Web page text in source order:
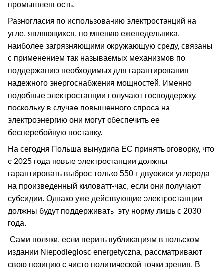
промышленность.
Разногласия по использованию электростанций на
угле, являющихся, по мнению еженедельника,
наиболее загрязняющими окружающую среду, связаны
с применением так называемых механизмов по
поддержанию необходимых для гарантирования
надежного энергоснабжения мощностей. Именно
подобные электростанции получают господдержку,
поскольку в случае повышенного спроса на
электроэнергию они могут обеспечить ее
бесперебойную поставку.
На сегодня Польша вынудила ЕС принять оговорку, что
с 2025 года новые электростанции должны
гарантировать выброс только 550 г двуокиси углерода
на произведенный киловатт-час, если они получают
субсидии. Однако уже действующие электростанции
должны будут поддерживать эту норму лишь с 2030
года.
Сами поляки, если верить публикациям в польском
издании Niepodleglosc energetyczna, рассматривают
свою позицию с чисто политической точки зрения. В